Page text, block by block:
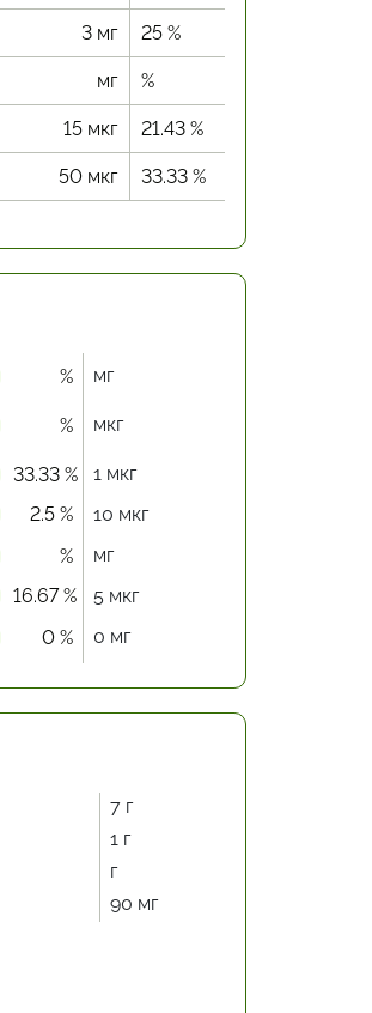
3 мг 25 %
мг %
15 мкг 21.43 %
50 мкг 33.33 %
%
мг
%
мкг
33.33 %
1 мкг
2.5 %
10 мкг
%
мг
16.67 %
5 мкг
0 % 0 мг
7 г
1 г
г
90 мг